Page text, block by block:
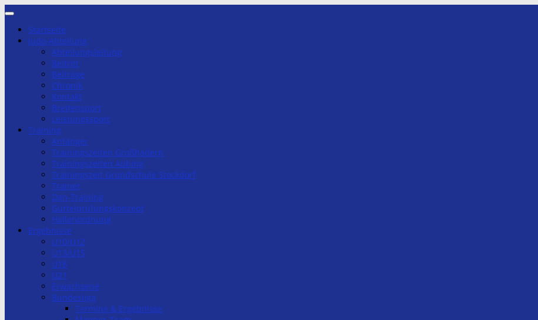
Zum
springenStartseite
Judo-Abteilung
Abteilungsleitung
Beitritt
Beiträge
Chronik
Kontakt
Breitensport
Leistungssport
Training
Anfänger
Trainingszeiten Großhadern
Trainingszeiten Aubing
Trainingszeit Grundschule Stockdorf
Trainer
Dan-Training
Gürtelprüfungskonzept
Hallenordnung
Ergebnisse
U10/U12
U13/U15
U18
U21
Erwachsene
Bundesliga
Termine & Ergebnisse